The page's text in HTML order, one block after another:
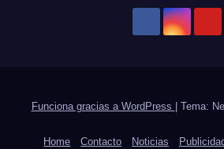
Funciona gracias a WordPress Tema:
Home Contacto Noticias